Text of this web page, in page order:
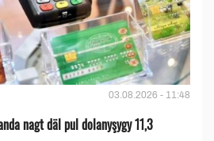
03.08.2026 - 11:48
nagt däl pul dolanyşygy 11,3